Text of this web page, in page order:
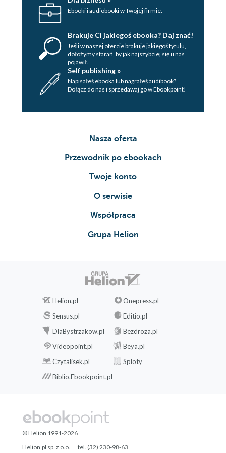
8 mgnień Edo
Narysowałem to miejsce
Alicja po drugiej stronie kadru
Dziękuję ci, Inio
Kocięta w worku z łajnem
Miasto złamanych serc
Odległa młodość
Zawijamy do Tortugi
Pieniądze, kobiety i wybuchy
Możemy wrzucić coś na Kasprzaka
Ani ziębi, ani grzeje
Zamki na piasku
I stworzył człowiek boginię, i widział, że jest dobra
Upadek Szachinszacha
Czytałem kaczki w dzieciństwie
I stworzył Crumb komiks. I widział, że dobrze.
Kiedy Niemcy byli kotami. O słynnym komiksie „Maus”
Arta Spiegelmana
„Niewolnicy Republiki”, czyli ile wart jest komiks oparty na
Ebooki i audiobooki w Twojej firmie.
Brakuje Ci jakiegoś ebooka? Daj znać!
Jeśli w naszej ofercie brakuje jakiegoś tytulu,
dołożymy starań, by jak najszybciej się u nas
pojawił.
Self publishing »
Napisałeś ebooka lub nagrałeś audibook?
Dołącz do nas i sprzedawaj go w Ebookpoint!
Nasza oferta
Przewodnik po ebookach
Twoje konto
O serwisie
Współpraca
Grupa Helion
Helion.pl
Onepress.pl
Sensus.pl
Editio.pl
DlaBystrzakow.pl
Bezdroza.pl
Videopoint.pl
Beya.pl
Czytalisek.pl
Sploty
Biblio.Ebookpoint.pl
© Helion 1991-2026
Helion.pl sp. z o.o.
tel. (32) 230-98-63